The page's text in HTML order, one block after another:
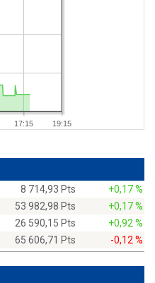
17:15 19:15
8 714,93 Pts
+0,17 %
53 982,98 Pts
+0,17 %
26 590,15 Pts
+0,92 %
65 606,71 Pts -0,12 %